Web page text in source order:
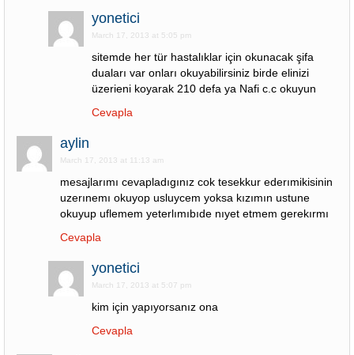
yonetici
March 17, 2013 at 5:05 pm
sitemde her tür hastalıklar için okunacak şifa
duaları var onları okuyabilirsiniz birde elinizi
üzerieni koyarak 210 defa ya Nafi c.c okuyun
Cevapla
aylin
March 17, 2013 at 11:13 am
mesajlarımı cevapladıgınız cok tesekkur ederımikisinin
uzerınemı okuyop usluycem yoksa kızımın ustune
okuyup uflemem yeterlımıbıde nıyet etmem gerekırmı
Cevapla
yonetici
March 17, 2013 at 5:07 pm
kim için yapıyorsanız ona
Cevapla